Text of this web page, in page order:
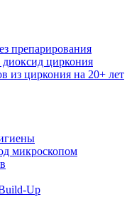
препарирования
циркония
из циркония на 20+ лет
микроскопом
Up